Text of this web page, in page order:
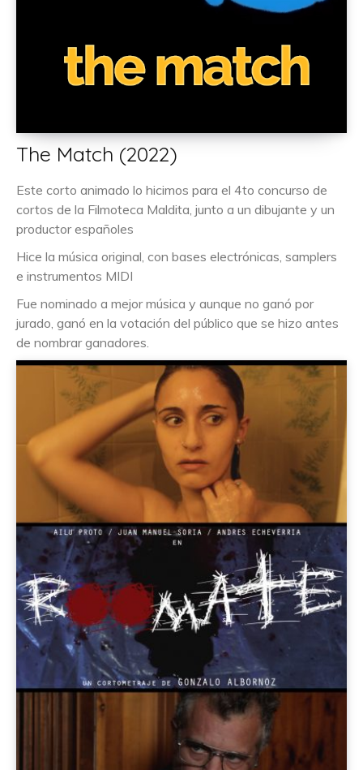
The Match (2022)
Este corto animado lo hicimos para el 4to concurso de
cortos de la Filmoteca Maldita, junto a un dibujante y un
productor españoles
Hice la música original, con bases electrónicas, samplers
e instrumentos MIDI
Fue nominado a mejor música y aunque no ganó por
jurado, ganó en la votación del público que se hizo antes
de nombrar ganadores.